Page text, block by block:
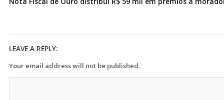
LEAVE A REPLY:
Your email address will not be published.